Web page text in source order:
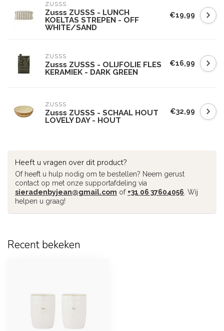
ZUSSS
Zusss ZUSSS - LUNCH
KOELTAS STREPEN - OFF
WHITE/SAND
€19,99
ZUSSS
Zusss ZUSSS - OLIJFOLIE FLES
KERAMIEK - DARK GREEN
€16,99
ZUSSS
Zusss ZUSSS - SCHAAL HOUT
LOVELY DAY - HOUT
€32,99
Heeft u vragen over dit product?
Of heeft u hulp nodig om te bestellen? Neem gerust
contact op met onze supportafdeling via
sieradenbyjean@gmail.com of +31 06 37604056 . Wij
helpen u graag!
Recent bekeken